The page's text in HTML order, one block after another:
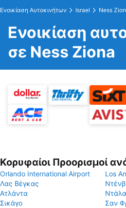
Ενοικίαση Αυτοκινήτων Israel Ness
Ενοικίαση
σε Ness Ziona
Κορυφαίοι Προορισμοί
Orlando International Airport
Los
Λας Βέγκας
Ατλάντα
Σικάγο
Σαν